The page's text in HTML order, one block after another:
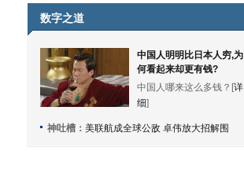
数字之道
中国人明明比日本人穷,为
何看起来却更有钱?
中国人哪来这么多钱？[详
细]
神吐槽： 美联航成全球公敌 卓伟放大招解围